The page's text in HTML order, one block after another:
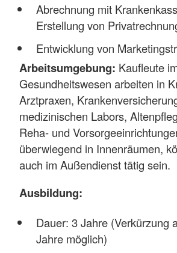
Abrechnung mit
Erstellung von
Entwicklung von
Arbeitsumgebung: Kaufleute
Gesundheitswesen arbeiten in
Arztpraxen,
medizinischen Labors,
Reha- und
überwiegend in Innenräumen,
auch im Außendienst tätig sein.
Ausbildung:
Dauer: 3 Jahre (Verkürzung
Jahre möglich)